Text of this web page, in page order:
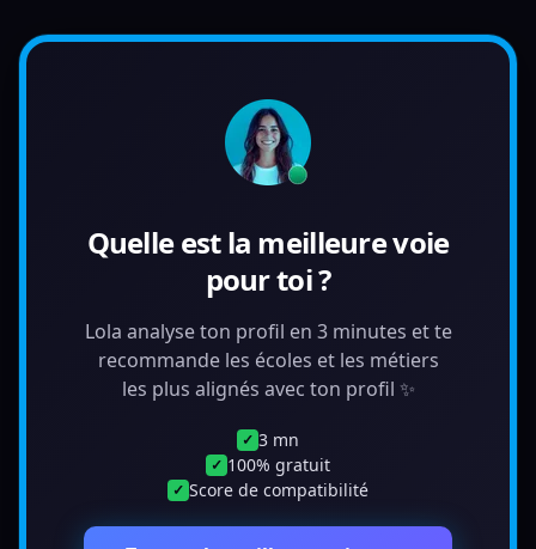
Quelle est la meilleure voie
pour toi ?
Lola analyse ton profil en 3 minutes et te
recommande les écoles et les métiers
les plus alignés avec ton profil ✨
✓ 3 mn
✓ 100% gratuit
✓ Score de compatibilité